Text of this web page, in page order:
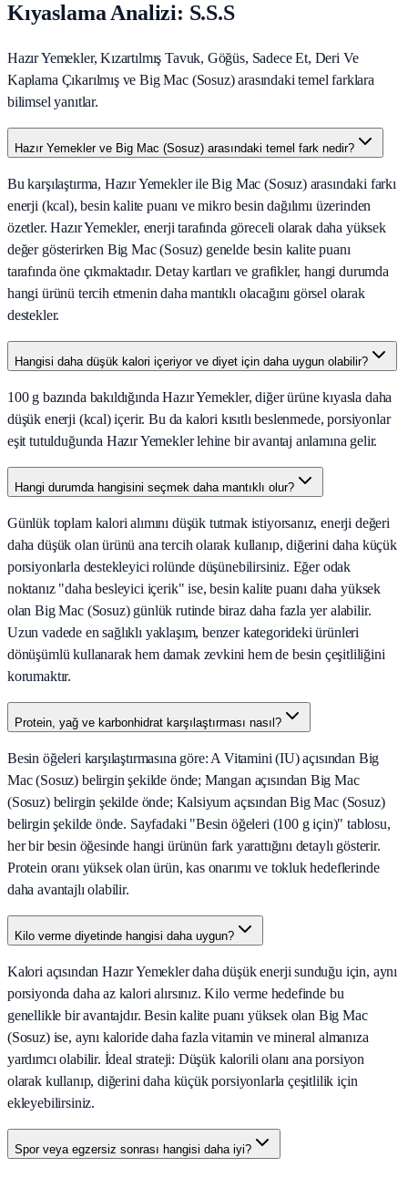
Kıyaslama Analizi: S.S.S
Hazır Yemekler, Kızartılmış Tavuk, Göğüs, Sadece Et, Deri Ve
Kaplama Çıkarılmış ve Big Mac (Sosuz) arasındaki temel farklara
bilimsel yanıtlar.
Hazır Yemekler ve Big Mac (Sosuz) arasındaki temel fark nedir?
Bu karşılaştırma, Hazır Yemekler ile Big Mac (Sosuz) arasındaki farkı
enerji (kcal), besin kalite puanı ve mikro besin dağılımı üzerinden
özetler. Hazır Yemekler, enerji tarafında göreceli olarak daha yüksek
değer gösterirken Big Mac (Sosuz) genelde besin kalite puanı
tarafında öne çıkmaktadır. Detay kartları ve grafikler, hangi durumda
hangi ürünü tercih etmenin daha mantıklı olacağını görsel olarak
destekler.
Hangisi daha düşük kalori içeriyor ve diyet için daha uygun olabilir?
100 g bazında bakıldığında Hazır Yemekler, diğer ürüne kıyasla daha
düşük enerji (kcal) içerir. Bu da kalori kısıtlı beslenmede, porsiyonlar
eşit tutulduğunda Hazır Yemekler lehine bir avantaj anlamına gelir.
Hangi durumda hangisini seçmek daha mantıklı olur?
Günlük toplam kalori alımını düşük tutmak istiyorsanız, enerji değeri
daha düşük olan ürünü ana tercih olarak kullanıp, diğerini daha küçük
porsiyonlarla destekleyici rolünde düşünebilirsiniz. Eğer odak
noktanız "daha besleyici içerik" ise, besin kalite puanı daha yüksek
olan Big Mac (Sosuz) günlük rutinde biraz daha fazla yer alabilir.
Uzun vadede en sağlıklı yaklaşım, benzer kategorideki ürünleri
dönüşümlü kullanarak hem damak zevkini hem de besin çeşitliliğini
korumaktır.
Protein, yağ ve karbonhidrat karşılaştırması nasıl?
Besin öğeleri karşılaştırmasına göre: A Vitamini (IU) açısından Big
Mac (Sosuz) belirgin şekilde önde; Mangan açısından Big Mac
(Sosuz) belirgin şekilde önde; Kalsiyum açısından Big Mac (Sosuz)
belirgin şekilde önde. Sayfadaki "Besin öğeleri (100 g için)" tablosu,
her bir besin öğesinde hangi ürünün fark yarattığını detaylı gösterir.
Protein oranı yüksek olan ürün, kas onarımı ve tokluk hedeflerinde
daha avantajlı olabilir.
Kilo verme diyetinde hangisi daha uygun?
Kalori açısından Hazır Yemekler daha düşük enerji sunduğu için, aynı
porsiyonda daha az kalori alırsınız. Kilo verme hedefinde bu
genellikle bir avantajdır. Besin kalite puanı yüksek olan Big Mac
(Sosuz) ise, aynı kaloride daha fazla vitamin ve mineral almanıza
yardımcı olabilir. İdeal strateji: Düşük kalorili olanı ana porsiyon
olarak kullanıp, diğerini daha küçük porsiyonlarla çeşitlilik için
ekleyebilirsiniz.
Spor veya egzersiz sonrası hangisi daha iyi?